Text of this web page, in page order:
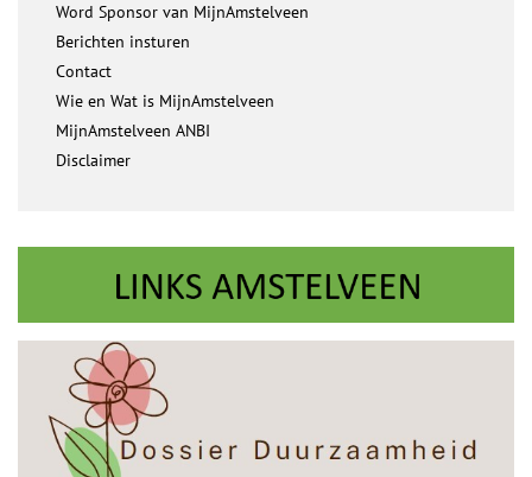
Word Sponsor van MijnAmstelveen
Berichten insturen
Contact
Wie en Wat is MijnAmstelveen
MijnAmstelveen ANBI
Disclaimer